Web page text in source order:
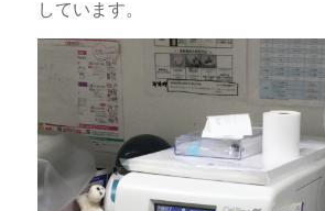
しています。